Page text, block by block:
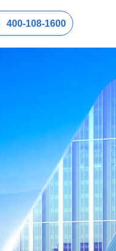
400-108-1600